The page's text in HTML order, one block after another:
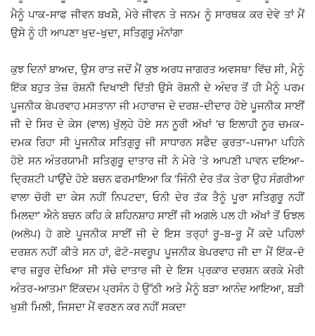
ਮੈਨੂੰ ਪਾਕ-ਸਾਫ ਜੀਵਨ ਬਖਸ਼ੇੇ, ਮੇਰੇ ਜੀਵਨ ਤੇ ਜਨਮ ਨੂੰ ਸਾਰਥਕ ਕਰ ਦੇਵੇ ਤਾਂ ਮੈਂ
ਉਸੇ ਨੂੰ ਹੀ ਆਪਣਾ ਖੁਦ-ਖੁਦਾ, ਸਤਿਗੁਰੂ ਮੰਨਾਂਗਾ
ਕੁਝ ਦਿਨਾਂ ਬਾਅਦ, ਉਸ ਰਾਤ ਜਦੋਂ ਮੈਂ ਕੁਝ ਅਰਧ ਜਾਗਰਤ ਅਵਸਥਾ ਵਿੱਚ ਸੀ, ਮੈਨੂੰ
ਇੱਕ ਬਹੁਤ ਤੇਜ਼ ਰੋਸ਼ਨੀ ਦਿਖਾਈ ਦਿੱਤੀ ਉਸੇ ਰੋਸ਼ਨੀ ਦੇ ਅੰਦਰ ਤੋਂ ਹੀ ਮੈਨੂੰ ਪਰਮ
ਪੂਜਨੀਕ ਬੇਪਰਵਾਹ ਮਸਤਾਨਾ ਜੀ ਮਹਾਰਾਜ ਦੇ ਦਰਸ਼-ਦੀਦਾਰ ਹੋਏ ਪੂਜਨੀਕ ਸਾਈਂ
ਜੀ ਦੇ ਸਿਰ ਦੇ ਕੇਸ (ਵਾਲ) ਖੁੱਲ੍ਹੇ ਹੋਏ ਸਨ ਨੂਰੀ ਅੱਖਾਂ ’ਚ ਇਲਾਹੀ ਨੂਰ ਚਮਕ-
ਦਮਕ ਰਿਹਾ ਸੀ ਪੂਜਨੀਕ ਸਤਿਗੁਰੂ ਜੀ ਸਾਧਾਰਨ ਸਫੈਦ ਕੁਰਤਾ-ਪਜਾਮਾ ਪਹਿਨੇ
ਹੋਏ ਸਨ ਅੰਤਰਯਾਮੀ ਸਤਿਗੁਰੂ ਦਾਤਾਰ ਜੀ ਨੇ ਮੇਰੇ ’ਤੇ ਆਪਣੀ ਪਾਵਨ ਦਇਆ-
ਦ੍ਰਿਸ਼ਟੀ ਪਾਉਂਦੇ ਹੋਏ ਬਚਨ ਫਰਮਾਇਆ ਕਿ ‘ਜਿੰਨੀ ਦੇਰ ਤੱਕ ਤੇਰਾ ਉਹ ਸੰਗਰੀਆ
ਵਾਲਾ ਚੋਰੀ ਦਾ ਕੇਸ ਨਹੀਂ ਨਿਪਟਦਾ, ਓਨੀ ਦੇਰ ਤੱਕ ਤੈਨੂੰ ਪੂਰਾ ਸਤਿਗੁਰੂ ਨਹੀਂ
ਮਿਲਦਾ’ ਐਨੇ ਬਚਨ ਕਹਿ ਕੇ ਸ਼ਹਿਨਸ਼ਾਹ ਸਾਈਂ ਜੀ ਅਗਲੇ ਪਲ ਹੀ ਅੱਖਾਂ ਤੋਂ ਓਝਲ
(ਅਲੋਪ) ਹੋ ਗਏ ਪੂਜਨੀਕ ਸਾਈਂ ਜੀ ਦੇ ਇਸ ਤਰ੍ਹਾਂ ਰੂ-ਬ-ਰੂ ਮੈਂ ਕਦੇ ਪਹਿਲਾਂ
ਦਰਸ਼ਨ ਨਹੀਂ ਕੀਤੇ ਸਨ ਹਾਂ, ਫੋਟੋ-ਸਵਰੂਪ ਪੂਜਨੀਕ ਬੇਪਰਵਾਹ ਜੀ ਦਾ ਮੈਂ ਇੱਕ-ਦੋ
ਵਾਰ ਜ਼ਰੂਰ ਦੇਖਿਆ ਸੀ ਸੱਚੇ ਦਾਤਾਰ ਜੀ ਦੇ ਇਸ ਪ੍ਰਕਾਰ ਦਰਸ਼ਨ ਕਰਕੇ ਮੇਰੀ
ਅੰਤਰ-ਆਤਮਾ ਇੱਕਦਮ ਪ੍ਰਸੰਨ ਹੋ ਉੱਠੀ ਅਤੇ ਮੈਨੂੰ ਬੜਾ ਆਨੰਦ ਆਇਆ, ਬੜੀ
ਖੁਸ਼ੀ ਮਿਲੀ, ਜਿਸਦਾ ਮੈਂ ਵਰਣਨ ਕਰ ਨਹੀਂ ਸਕਦਾ